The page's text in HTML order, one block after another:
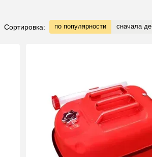
Сортировка: по популярности сначала